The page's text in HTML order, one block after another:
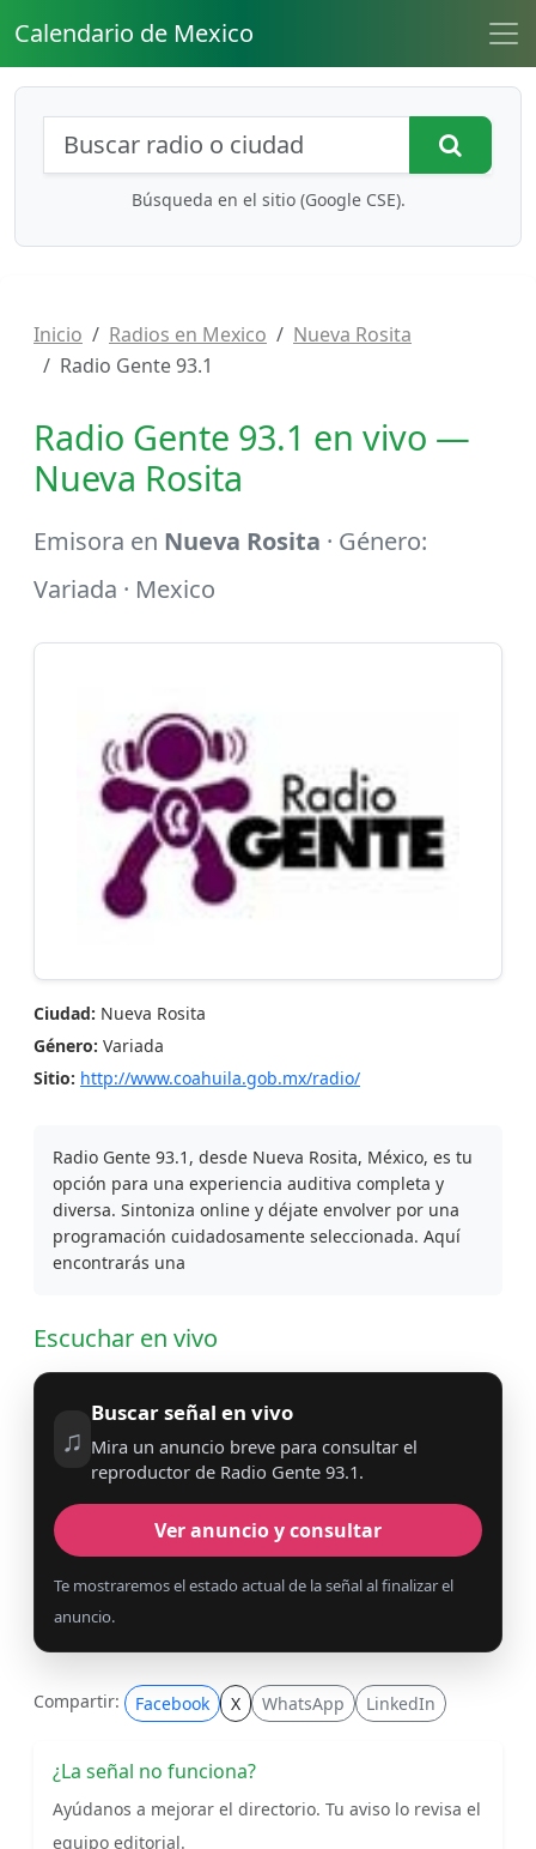
Calendario de Mexico
Búsqueda de radios y contenidos
Búsqueda en el sitio (Google CSE).
Inicio Radios en Mexico
Nueva Rosita
Radio Gente 93.1
Radio Gente 93.1 en vivo —
Nueva Rosita
Emisora en Nueva Rosita · Género:
Variada · Mexico
Ciudad: Nueva Rosita
Género: Variada
Sitio: http://www.coahuila.gob.mx/radio/
Radio Gente 93.1, desde Nueva Rosita, México, es tu
opción para una experiencia auditiva completa y
diversa. Sintoniza online y déjate envolver por una
programación cuidadosamente seleccionada. Aquí
encontrarás una
Escuchar en vivo
♫
Buscar señal en vivo
Mira un anuncio breve para consultar el
reproductor de Radio Gente 93.1.
Ver anuncio y consultar
Te mostraremos el estado actual de la señal al finalizar el
anuncio.
Compartir: Facebook X WhatsApp LinkedIn
¿La señal no funciona?
Ayúdanos a mejorar el directorio. Tu aviso lo revisa el
equipo editorial.